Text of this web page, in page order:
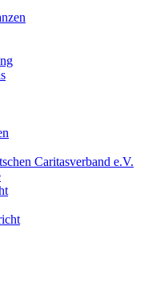
Caritasverband e.V.